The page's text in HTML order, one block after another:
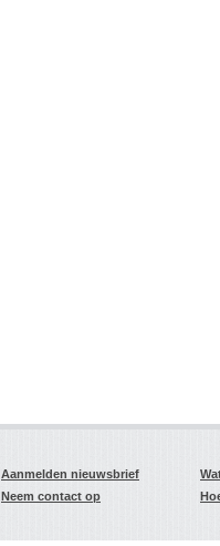
Aanmelden nieuwsbrief
Neem contact op